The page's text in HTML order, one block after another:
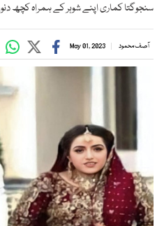
سنجوگتا کماری اپنے شوہر کے ہمراہ کچھ
آصف محمود May 01, 2023